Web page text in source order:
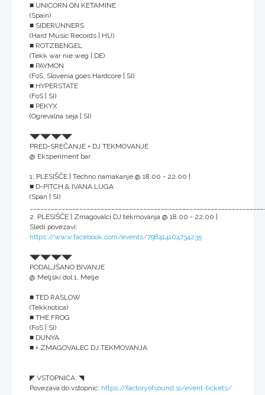
■ UNICORN ON KETAMINE
(Spain)
■ SIDERUNNERS
(Hard Music Records | HU)
■ ROTZBENGEL
(Tekk war nie weg | DE)
■ PAYMON
(FoS, Slovenia goes Hardcore | SI)
■ HYPERSTATE
(FoS | SI)
■ PEKYX
(Ogrevalna seja | SI)
◥◤◥◤◥◤◥◤
PRED-SREČANJE + DJ TEKMOVANJE
@ Eksperiment bar
1. PLESIŠČE | Techno namakanje @ 18.00 - 22.00 |
■ D-PITCH & IVANA LUGA
(Span | SI)
2. PLESIŠČE | Zmagovalci DJ tekmovanja @ 18.00 - 22.00 |
Sledi povezavi:
https://www.facebook.com/events/798414104734235
◥◤◥◤◥◤◥◤
PODALJŠANO BIVANJE
@ Meljski dol 1, Melje
■ TED RASLOW
(Tekknotica)
■ THE FROG
(FoS | SI)
■ DUNYA
■ + ZMAGOVALEC DJ TEKMOVANJA
◤ VSTOPNICA: ◥
Povezava do vstopnic: https://factoryofsound.si/event-tickets/